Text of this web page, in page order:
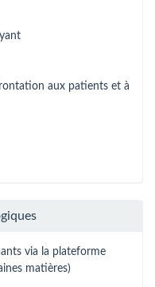
aux patients et à
via la plateforme
matières)